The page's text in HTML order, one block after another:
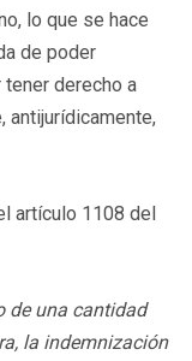
lo que se hace
de poder
derecho a
antijurídicamente,
artículo 1108 del
de una cantidad
la indemnización